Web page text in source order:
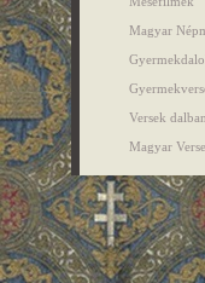
Magyar
Versek dalban
Magyar